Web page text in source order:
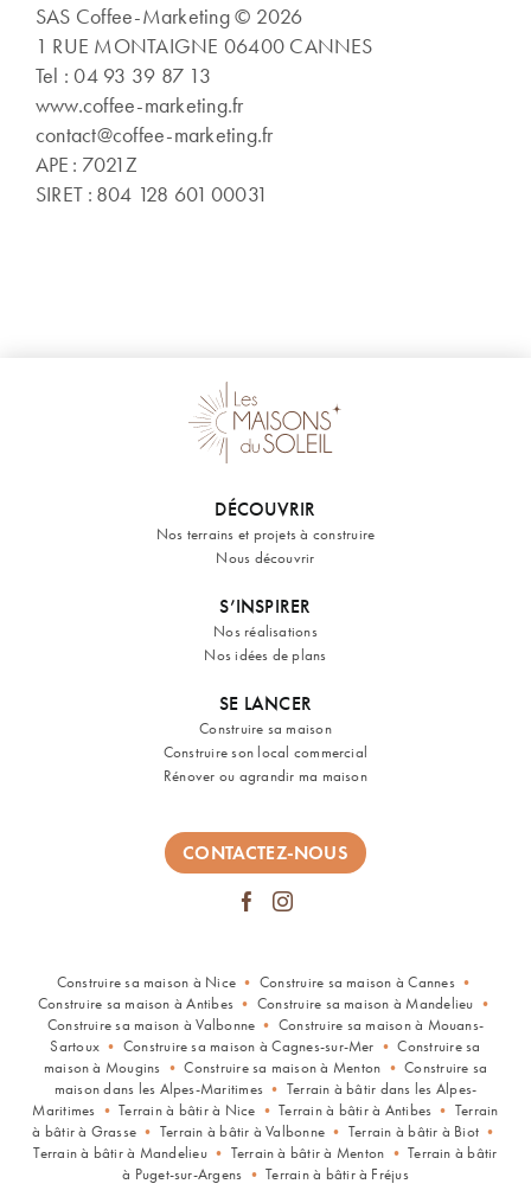
SAS Coffee-Marketing © 2026
1 RUE MONTAIGNE 06400 CANNES
Tel : 04 93 39 87 13
www.coffee-marketing.fr
contact@coffee-marketing.fr
APE : 7021Z
SIRET : 804 128 601 00031
DÉCOUVRIR
Nos terrains et projets à construire
Nous découvrir
S’INSPIRER
Nos réalisations
Nos idées de plans
SE LANCER
Construire sa maison
Construire son local commercial
Rénover ou agrandir ma maison
CONTACTEZ-NOUS
Construire sa maison à Nice • Construire sa maison à Cannes•
Construire sa maison à Antibes • Construire sa maison à Mandelieu •
Construire sa maison à Valbonne • Construire sa maison à Mouans-
Sartoux • Construire sa maison à Cagnes-sur-Mer •Construire sa
maison à Mougins •Construire sa maison à Menton •Construire sa
maison dans les Alpes-Maritimes • Terrain à bâtir dans les Alpes-
Maritimes •Terrain à bâtir à Nice •Terrain à bâtir à Antibes • Terrain
à bâtir à Grasse • Terrain à bâtir à Valbonne • Terrain à bâtir à Biot •
Terrain à bâtir à Mandelieu• Terrain à bâtir à Menton •Terrain à bâtir
à Puget-sur-Argens •Terrain à bâtir à Fréjus